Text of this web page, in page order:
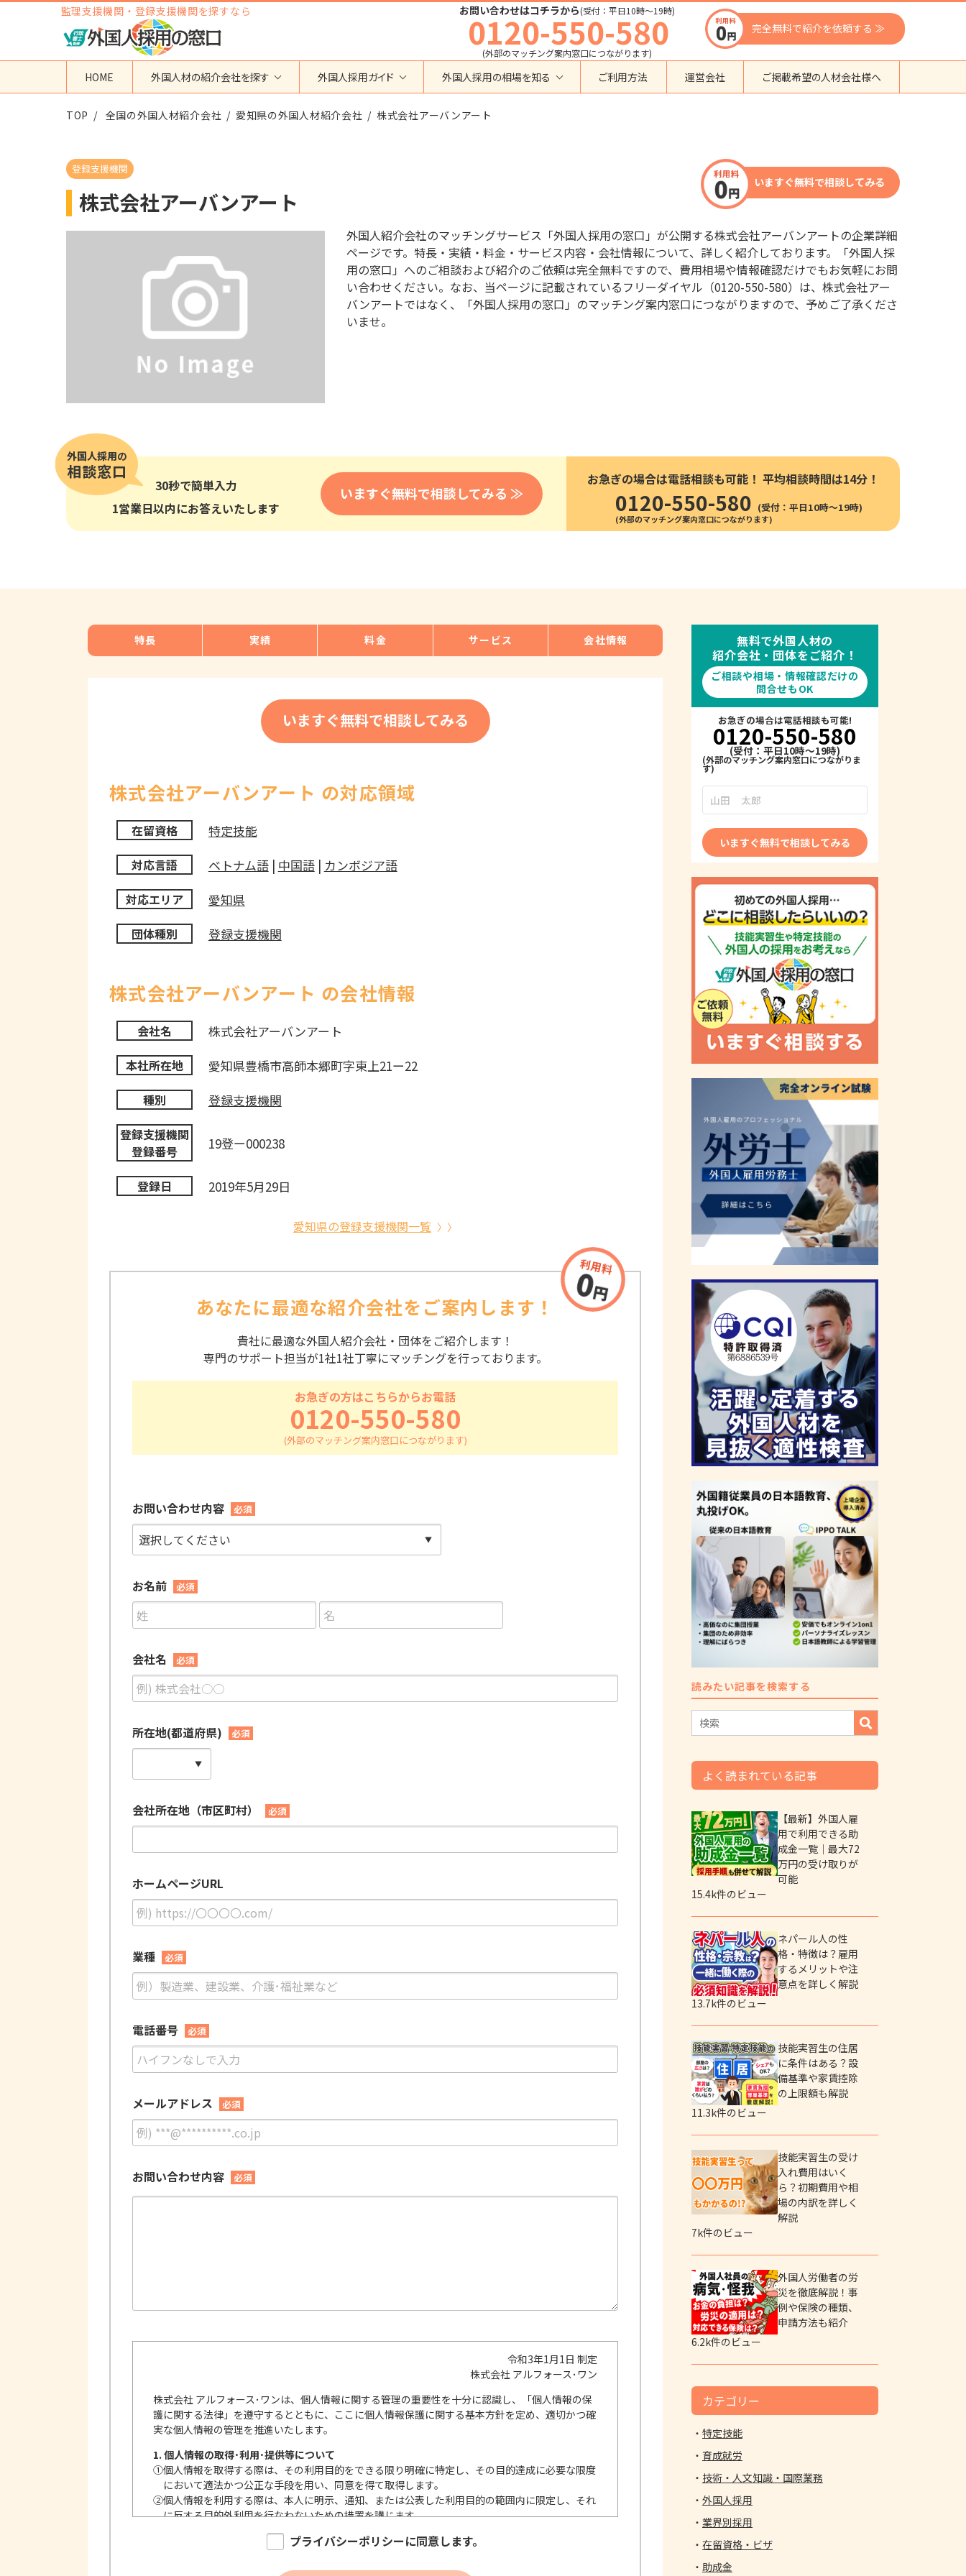
監理支援機関・登録支援機関を探すなら お問い合わせはコチラから(受付：平日10時〜19時)
0120-550-580
(外部のマッチング案内窓口につながります)
完全無料で紹介を依頼する ≫
HOME 外国人材の紹介会社を探す
地域から検索する
神奈川県
大阪府
その他の地域
国籍から検索する
ミャンマー
タイ
ネパール
中国
その他の国籍
在留資格から検索する
高度専門職
留学
インターンシップ
特定活動
介護
医療
運送・ドライバー
自動車整備
宿泊
外食
農業
通訳・翻訳
IT
営業
貿易
登録支援機関
外国人紹介会社
外国人派遣会社
行政書士事務所
送り出し機関
外国人採用ガイド
特定技能
在留資格・ビザ
教育・研修
採用市場
調査・プレスリリース
お役立ち資料
外国人採用の相場を知る
育成就労外国人の受け入れ相場
ご利用方法 運営会社 ご掲載希望の人材会社様へ
TOP 全国の外国人材紹介会社 愛知県の外国人材紹介会社 株式会社アーバンアート
登録支援機関
株式会社アーバンアート
いますぐ無料で相談してみる
外国人紹介会社のマッチングサービス「外国人採用の窓口」が公開する株式会社アーバンアートの企業詳細
ページです。特長・実績・料金・サービス内容・会社情報について、詳しく紹介しております。「外国人採
用の窓口」へのご相談および紹介のご依頼は完全無料ですので、費用相場や情報確認だけでもお気軽にお問
い合わせください。なお、当ページに記載されているフリーダイヤル（0120-550-580）は、株式会社アー
バンアートではなく、「外国人採用の窓口」のマッチング案内窓口につながりますので、予めご了承くださ
いませ。
30秒で簡単入力
1営業日以内にお答えいたします
いますぐ無料で相談してみる ≫
お急ぎの場合は電話相談も可能！ 平均相談時間は14分！
0120-550-580 (受付：平日10時〜19時)
特長 実績 料金 サービス 会社情報
いますぐ無料で相談してみる
株式会社アーバンアート の対応領域
在留資格 特定技能
対応言語 ベトナム語| 中国語| カンボジア語
対応エリア 愛知県
団体種別 登録支援機関
株式会社アーバンアート の会社情報
会社名 株式会社アーバンアート
本社所在地 愛知県豊橋市高師本郷町字東上21ー22
種別 登録支援機関
登録支援機関
登録番号
19登ー000238
登録日 2019年5月29日
愛知県の登録支援機関一覧
あなたに最適な紹介会社をご案内します！
貴社に最適な外国人紹介会社・団体をご紹介します！
専門のサポート担当が1社1社丁寧にマッチングを行っております。
お急ぎの方はこちらからお電話
0120-550-580
お問い合わせ内容 必須
お名前 必須
会社名 必須
所在地(都道府県) 必須
会社所在地（市区町村） 必須
ホームページURL
業種 必須
電話番号 必須
メールアドレス 必須
お問い合わせ内容 必須
令和3年1月1日 制定
株式会社 アルフォース･ワン
株式会社 アルフォース･ワンは、個人情報に関する管理の重要性を十分に認識し、「個人情報の保
護に関する法律」を遵守するとともに、ここに個人情報保護に関する基本方針を定め、適切かつ確
実な個人情報の管理を推進いたします。
1. 個人情報の取得･利用･提供等について
①個人情報を取得する際は、その利用目的をできる限り明確に特定し、その目的達成に必要な限度
において適法かつ公正な手段を用い、同意を得て取得します。
②個人情報を利用する際は、本人に明示、通知、または公表した利用目的の範囲内に限定し、それ
に反する目的外利用を行なわないための措置を講じます。
個人情報を第三者に提供またはその取扱いを委託する際は、本人が同意を与えた利用目的の範囲
内で、適法にこれを行います。プライバシーポリシーに同意します。
無料で外国人材の
紹介会社・団体をご紹介！
ご相談や相場・情報確認だけの
問合せもOK
お急ぎの場合は電話相談も可能!
0120-550-580
(受付：平日10時～19時)
いますぐ無料で相談してみる
読みたい記事を検索する
よく読まれている記事
【最新】外国人雇
用で利用できる助
成金一覧｜最大72
万円の受け取りが
可能
15.4k件のビュー
ネパール人の性
格・特徴は？雇用
するメリットや注
意点を詳しく解説
13.7k件のビュー
技能実習生の住居
に条件はある？設
備基準や家賃控除
の上限額も解説
11.3k件のビュー
技能実習生の受け
入れ費用はいく
ら？初期費用や相
場の内訳を詳しく
解説
7k件のビュー
外国人労働者の労
災を徹底解説！事
例や保険の種類、
申請方法も紹介
6.2k件のビュー
カテゴリー
特定技能
育成就労
技術・人文知識・国際業務
外国人採用
業界別採用
在留資格・ビザ
助成金